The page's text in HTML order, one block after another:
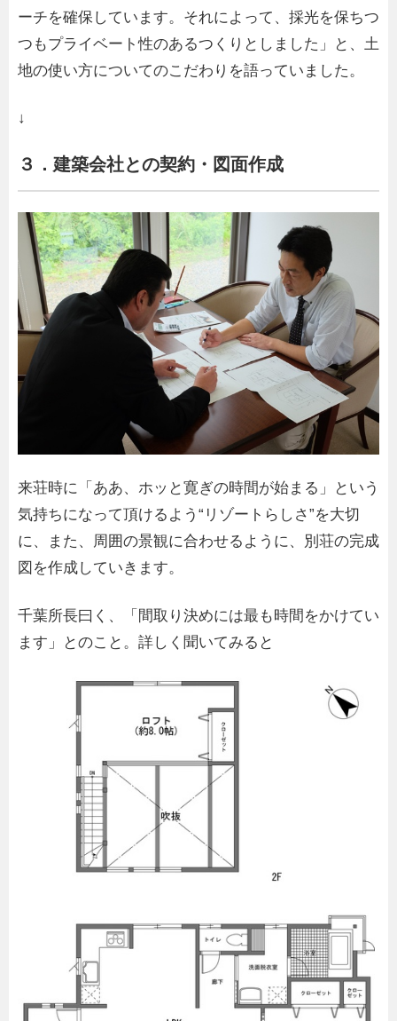
ーチを確保しています。それによって、採光を保ちつ
つもプライベート性のあるつくりとしました」と、土
地の使い方についてのこだわりを語っていました。
↓
３．建築会社との契約・図面作成
来荘時に「ああ、ホッと寛ぎの時間が始まる」という
気持ちになって頂けるよう“リゾートらしさ”を大切
に、また、周囲の景観に合わせるように、別荘の完成
図を作成していきます。
千葉所長曰く、「間取り決めには最も時間をかけてい
ます」とのこと。詳しく聞いてみると